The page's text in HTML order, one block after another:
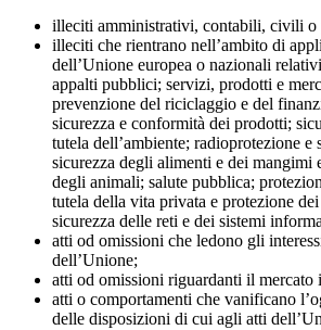
illeciti amministrativi, contabili, civili o
illeciti che rientrano nell’ambito di
dell’Unione europea o nazionali
appalti pubblici; servizi, prodotti e
prevenzione del riciclaggio e del
sicurezza e conformità dei prodotti;
tutela dell’ambiente; radioprotezione e
sicurezza degli alimenti e dei mangimi
degli animali; salute pubblica;
tutela della vita privata e protezione
sicurezza delle reti e dei sistemi
atti od omissioni che ledono gli
dell’Unione;
atti od omissioni riguardanti il mercato
atti o comportamenti che vanificano
delle disposizioni di cui agli atti